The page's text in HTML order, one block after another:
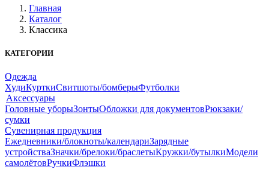
Главная
Каталог
Классика
КАТЕГОРИИ
Одежда
ХудиКурткиСвитшоты/бомберыФутболки
Аксессуары
Головные уборыЗонтыОбложки для документовРюкзаки/
сумки
Сувенирная продукция
Ежедневники/блокноты/календариЗарядные
устройстваЗначки/брелоки/браслетыКружки/бутылкиМодели
самолётовРучкиФлэшки